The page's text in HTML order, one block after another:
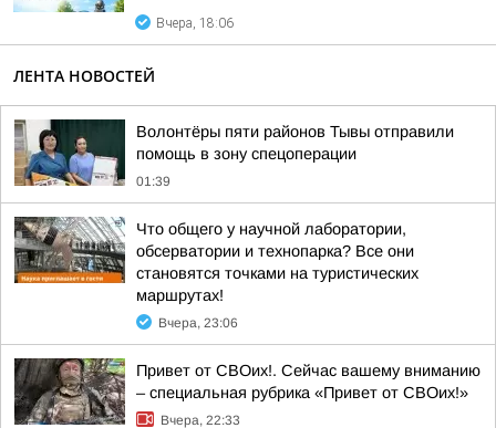
Вчера, 18:06
ЛЕНТА НОВОСТЕЙ
Волонтёры пяти районов Тывы отправили
помощь в зону спецоперации
01:39
Что общего у научной лаборатории,
обсерватории и технопарка? Все они
становятся точками на туристических
маршрутах!
Вчера, 23:06
Привет от СВОих!. Сейчас вашему вниманию
– специальная рубрика «Привет от СВОих!»
Вчера, 22:33